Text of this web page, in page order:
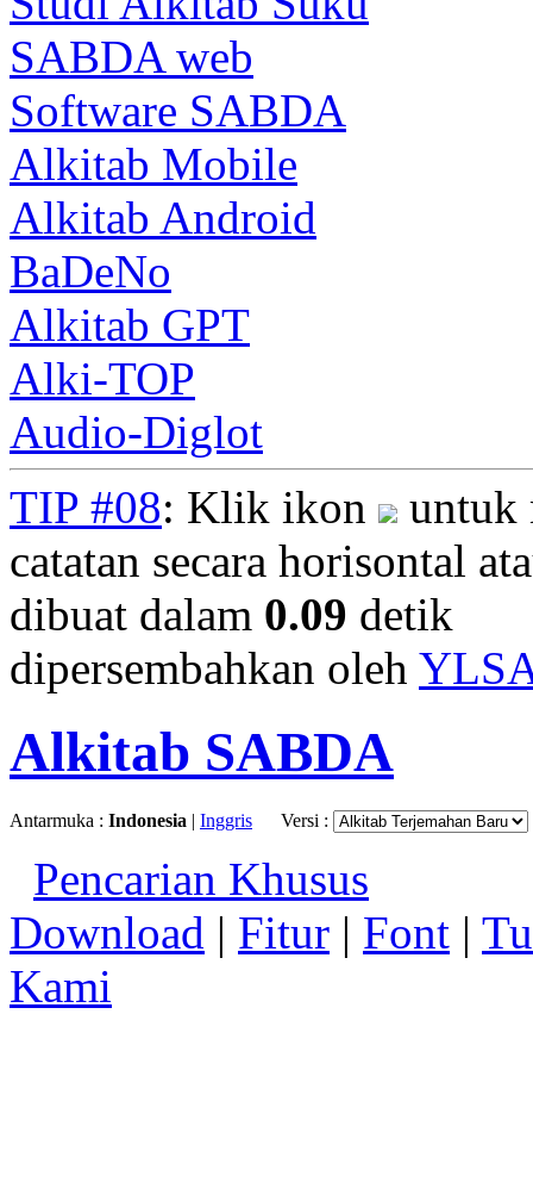
SABDA web
Software SABDA
Alkitab Mobile
Alkitab Android
BaDeNo
Alkitab GPT
Alki-TOP
Audio-Diglot
TIP #08: Klik ikon
untuk
catatan secara horisontal
dibuat dalam 0.09 detik
dipersembahkan oleh
Alkitab SABDA
Antarmuka : Indonesia | Inggris Versi :
Pencarian Khusus
Download | Fitur | Font |
Kami